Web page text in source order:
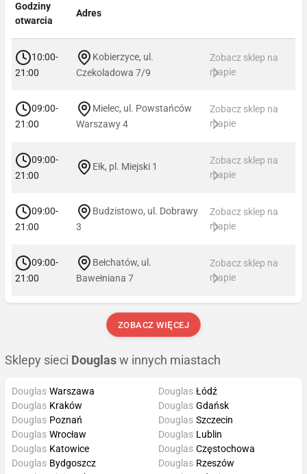
Godziny
otwarcia
Adres
10:00-
21:00
Kobierzyce, ul.
Czekoladowa 7/9
Zobacz sklep na
mapie
09:00-
21:00
Mielec, ul. Powstańców
Warszawy 4
Zobacz sklep na
mapie
09:00-
21:00
Ełk, pl. Miejski 1
Zobacz sklep na
mapie
09:00-
21:00
Budzistowo, ul. Dobrawy
3
Zobacz sklep na
mapie
09:00-
21:00
Bełchatów, ul.
Bawełniana 7
Zobacz sklep na
mapie
ZOBACZ WIĘCEJ
Sklepy sieci Douglas w innych miastach
Douglas Warszawa
Douglas Kraków
Douglas Poznań
Douglas Wrocław
Douglas Łódź
Douglas Gdańsk
Douglas Szczecin
Douglas Lublin
Douglas Katowice
Douglas Bydgoszcz
Douglas Częstochowa
Douglas Rzeszów